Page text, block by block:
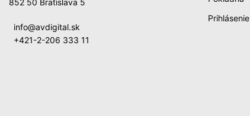
852 50 Bratislava 5
info@avdigital.sk
+421-2-206 333 11
Prihlásenie